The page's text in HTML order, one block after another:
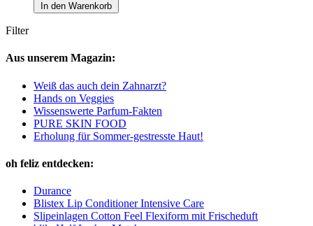
In den Warenkorb
Filter
Aus unserem Magazin:
Weiß das auch dein Zahnarzt?
Hands on Veggies
Wissenswerte Parfum-Fakten
PURE SKIN FOOD
Erholung für Sommer-gestresste Haut!
oh feliz entdecken:
Durance
Blistex Lip Conditioner Intensive Care
Slipeinlagen Cotton Feel Flexiform mit Frischeduft